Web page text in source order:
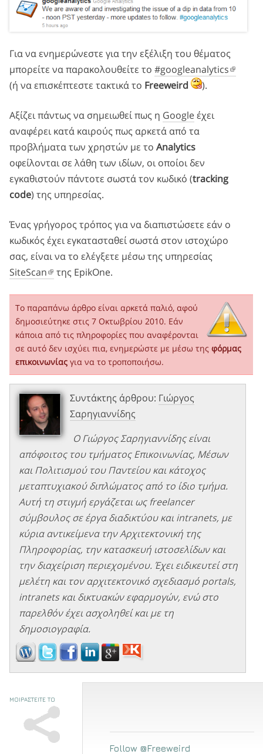
Για να ενημερώνεστε για την εξέλιξη του θέματος
μπορείτε να παρακολουθείτε το #googleanalytics
(ή να επισκέπτεστε τακτικά το Freeweird ).
Αξίζει πάντως να σημειωθεί πως η Googleέχει
αναφέρει κατά καιρούς πως αρκετά από τα
προβλήματα των χρηστών με το Analytics
οφείλονται σε λάθη των ιδίων, οι οποίοι δεν
εγκαθιστούν πάντοτε σωστά τον κωδικό (tracking
code) της υπηρεσίας.
Ένας γρήγορος τρόπος για να διαπιστώσετε εάν ο
κωδικός έχει εγκατασταθεί σωστά στον ιστοχώρο
σας, είναι να το ελέγξετε μέσω της υπηρεσίας
SiteScan
της EpikOne.
Το παραπάνω άρθρο είναι αρκετά παλιό, αφού
δημοσιεύτηκε στις 7 Οκτωβρίου 2010. Εάν
κάποια από τις πληροφορίες που αναφέρονται
σε αυτό δεν ισχύει πια, ενημερώστε με μέσω της φόρμας
επικοινωνίας για να το τροποποιήσω.
Συντάκτης άρθρου: Γιώργος
Σαρηγιαννίδης
Ο Γιώργος Σαρηγιαννίδης είναι
απόφοιτος του τμήματος Επικοινωνίας, Μέσων
και Πολιτισμού του Παντείου και κάτοχος
μεταπτυχιακού διπλώματος από το ίδιο τμήμα.
Αυτή τη στιγμή εργάζεται ως freelancer
σύμβουλος σε έργα διαδικτύου και intranets, με
κύρια αντικείμενα την Αρχιτεκτονική της
Πληροφορίας, την κατασκευή ιστοσελίδων και
την διαχείριση περιεχομένου. Έχει ειδικευτεί στη
μελέτη και τον αρχιτεκτονικό σχεδιασμό portals,
intranets και δικτυακών εφαρμογών, ενώ στο
παρελθόν έχει ασχοληθεί και με τη
δημοσιογραφία.
ΜΟΙΡΑΣΤΕΙΤΕ ΤΟ
Follow @Freeweird